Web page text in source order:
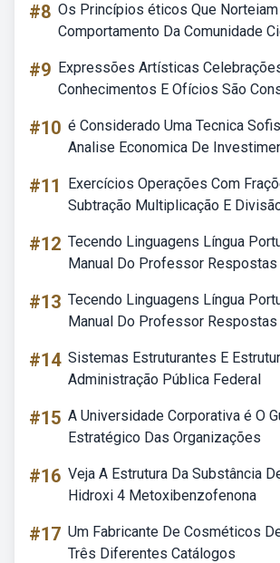
#8 Os Princípios éticos Que Norteiam
Comportamento Da Comunidade
#9 Expressões Artísticas
Conhecimentos E Ofícios São
#10 é Considerado Uma Tecnica
Analise Economica De
#11
Exercícios Operações Com
Subtração Multiplicação E
#12 Tecendo Linguagens Língua
Manual Do Professor Respostas
#13 Tecendo Linguagens Língua
Manual Do Professor Respostas
#14 Sistemas Estruturantes E
Administração Pública Federal
#15 A Universidade Corporativa é O
Estratégico Das Organizações
#16 Veja A Estrutura Da Substância
Hidroxi 4 Metoxibenzofenona
#17 Um Fabricante De Cosméticos
Três Diferentes Catálogos